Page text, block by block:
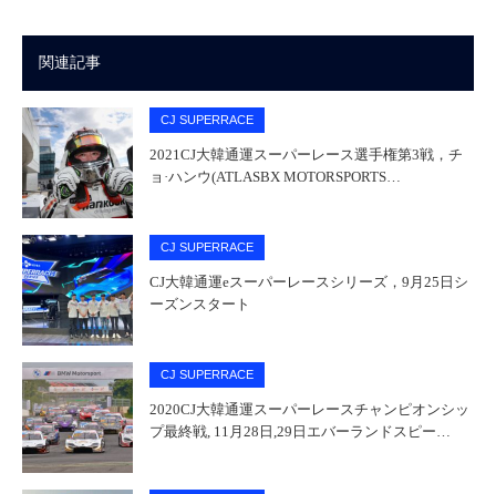
関連記事
CJ SUPERRACE
2021CJ大韓通運スーパーレース選手権第3戦，チ
ョ·ハンウ(ATLASBX MOTORSPORTS…
CJ SUPERRACE
CJ大韓通運eスーパーレースシリーズ，9月25日シ
ーズンスタート
CJ SUPERRACE
2020CJ大韓通運スーパーレースチャンピオンシッ
プ最終戦, 11月28日,29日エバーランドスピー…